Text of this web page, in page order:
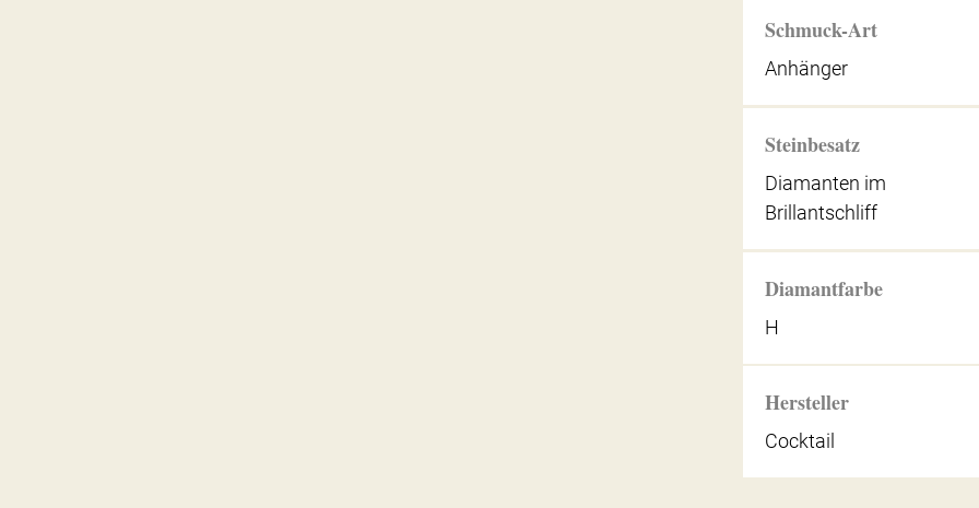
Schmuck-Art
Anhänger
Steinbesatz
Diamanten im
Brillantschliff
Diamantfarbe
H
Hersteller
Cocktail